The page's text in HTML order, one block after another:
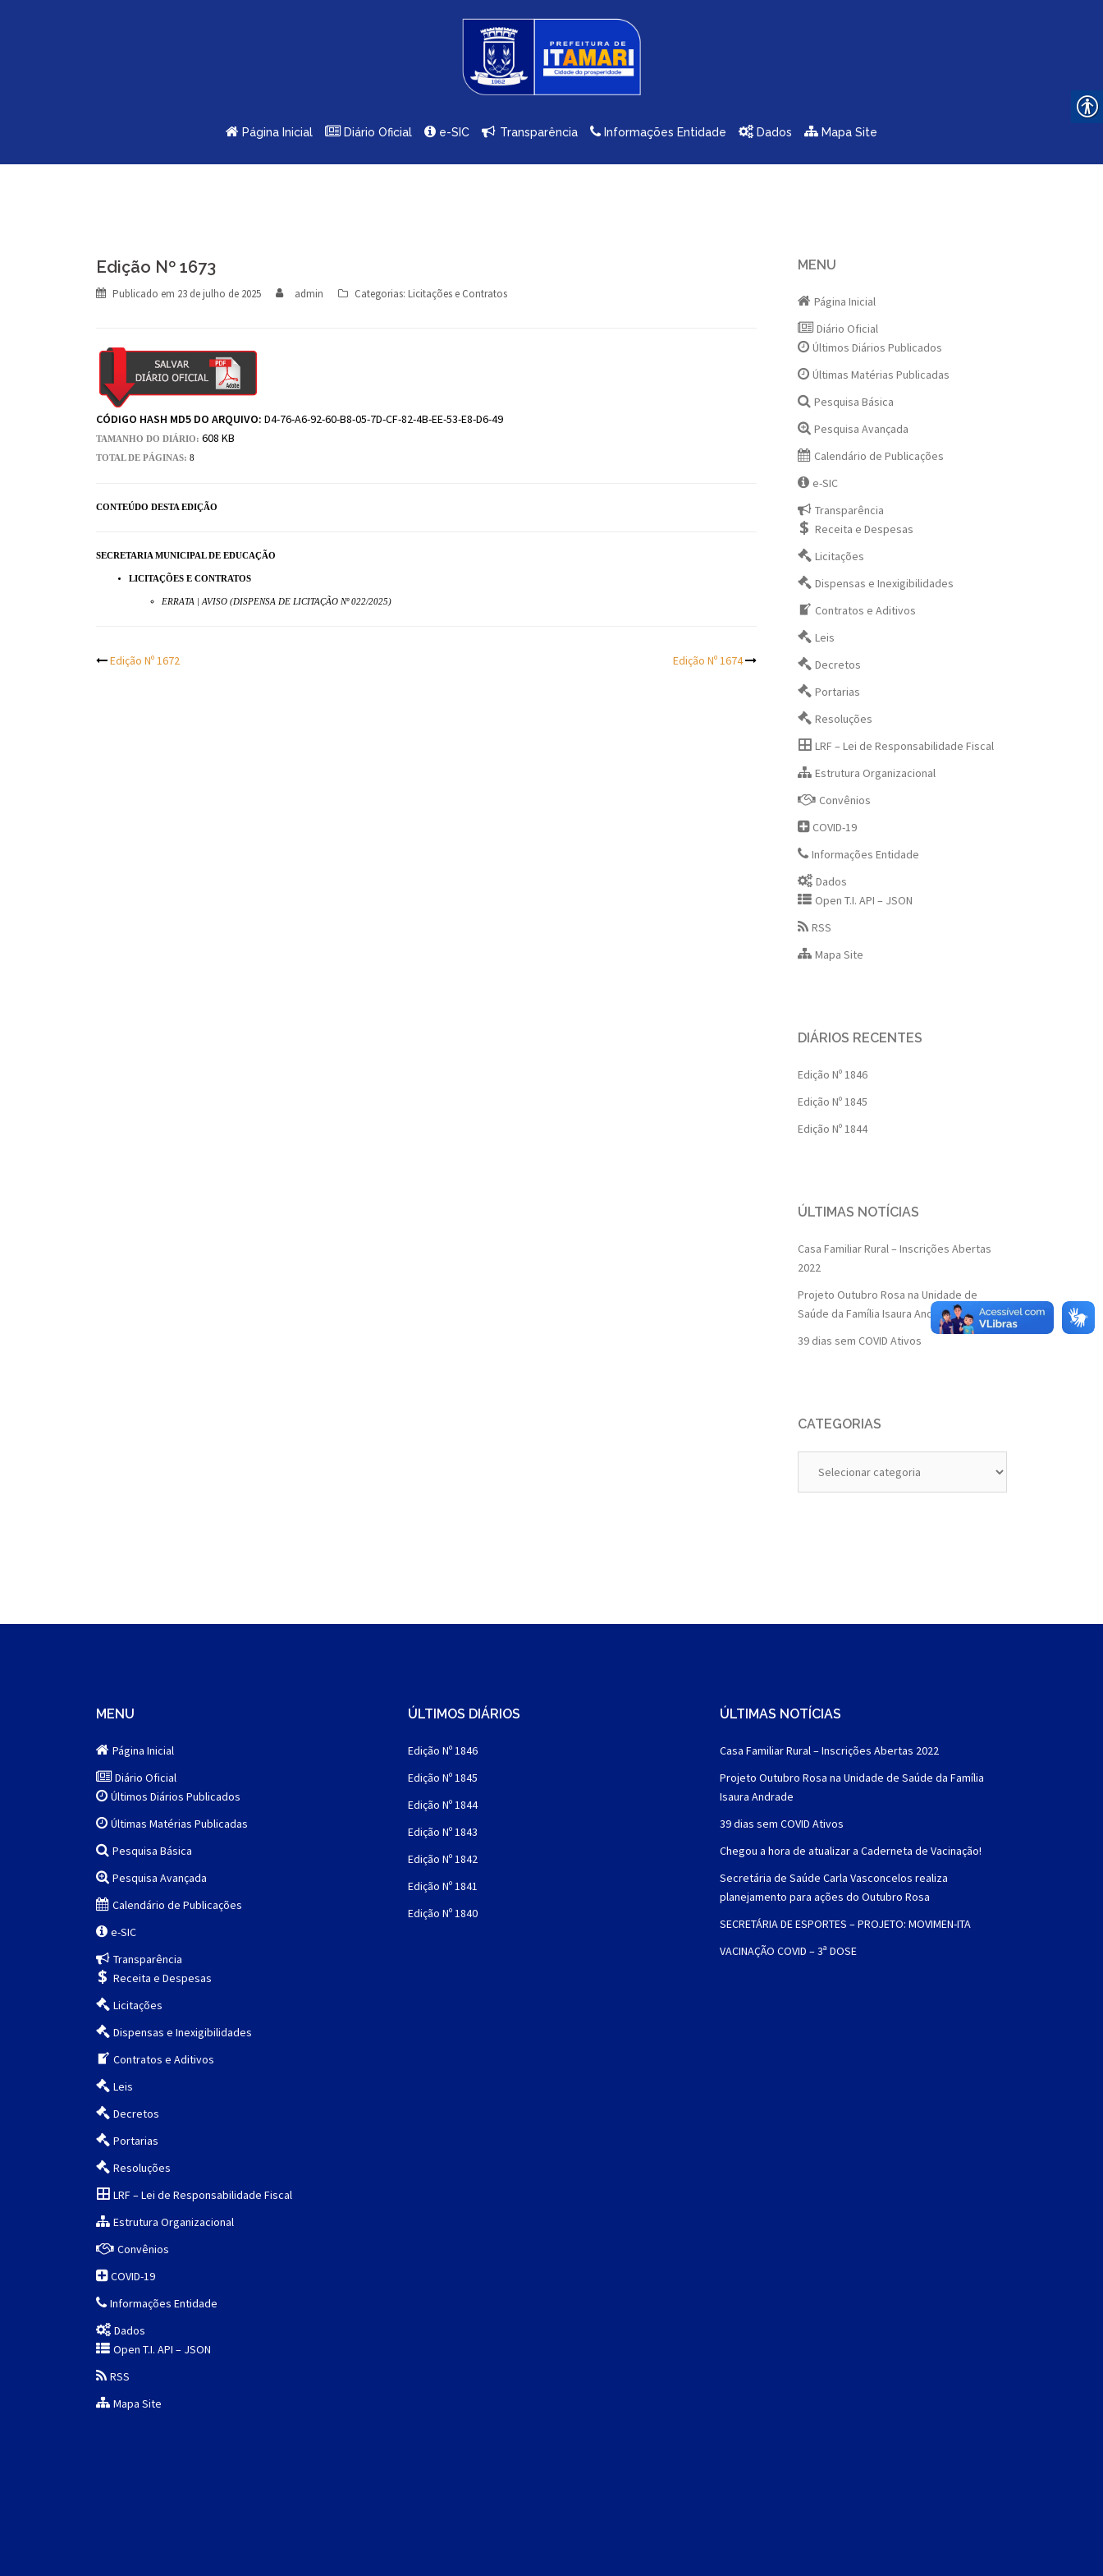
Página Inicial Diário Oficial e-SIC Transparência Informações Entidade Dados Mapa Site
Edição Nº 1673
Publicado em 23 de julho de 2025 admin Categorias: Licitações e Contratos
CÓDIGO HASH MD5 DO ARQUIVO: D4-76-A6-92-60-B8-05-7D-CF-82-4B-EE-53-E8-D6-49
TAMANHO DO DIÁRIO: 608 KB
TOTAL DE PÁGINAS: 8
CONTEÚDO DESTA EDIÇÃO
SECRETARIA MUNICIPAL DE EDUCAÇÃO
LICITAÇÕES E CONTRATOS
ERRATA | AVISO (DISPENSA DE LICITAÇÃO Nº 022/2025)
Post
Edição Nº 1672 Edição Nº 1674
MENU
Página Inicial
Diário Oficial
Últimos Diários Publicados
Últimas Matérias Publicadas
Pesquisa Básica
Pesquisa Avançada
Calendário de Publicações
e-SIC
Transparência
Receita e Despesas
Licitações
Dispensas e Inexigibilidades
Contratos e Aditivos
Leis
Decretos
Portarias
Resoluções
LRF – Lei de Responsabilidade Fiscal
Estrutura Organizacional
Convênios
COVID-19
Informações Entidade
Dados
Open T.I. API – JSON
RSS
Mapa Site
DIÁRIOS RECENTES
Edição Nº 1846
Edição Nº 1845
Edição Nº 1844
ÚLTIMAS NOTÍCIAS
Casa Familiar Rural – Inscrições Abertas
2022
Projeto Outubro Rosa na Unidade de
Saúde da Família Isaura Andrade
39 dias sem COVID Ativos
CATEGORIAS
MENU
Página Inicial
Diário Oficial
Últimos Diários Publicados
Últimas Matérias Publicadas
Pesquisa Básica
Pesquisa Avançada
Calendário de Publicações
e-SIC
Transparência
Receita e Despesas
Licitações
Dispensas e Inexigibilidades
Contratos e Aditivos
Leis
Decretos
Portarias
Resoluções
LRF – Lei de Responsabilidade Fiscal
Estrutura Organizacional
Convênios
COVID-19
Informações Entidade
Dados
Open T.I. API – JSON
RSS
Mapa Site
ÚLTIMOS DIÁRIOS
Edição Nº 1846
Edição Nº 1845
Edição Nº 1844
Edição Nº 1843
Edição Nº 1842
Edição Nº 1841
Edição Nº 1840
ÚLTIMAS NOTÍCIAS
Casa Familiar Rural – Inscrições Abertas 2022
Projeto Outubro Rosa na Unidade de Saúde da Família
Isaura Andrade
39 dias sem COVID Ativos
Chegou a hora de atualizar a Caderneta de Vacinação!
Secretária de Saúde Carla Vasconcelos realiza
planejamento para ações do Outubro Rosa
SECRETÁRIA DE ESPORTES – PROJETO: MOVIMEN-ITA
VACINAÇÃO COVID – 3ª DOSE